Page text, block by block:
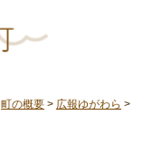
町の概要 > 広報ゆがわら >